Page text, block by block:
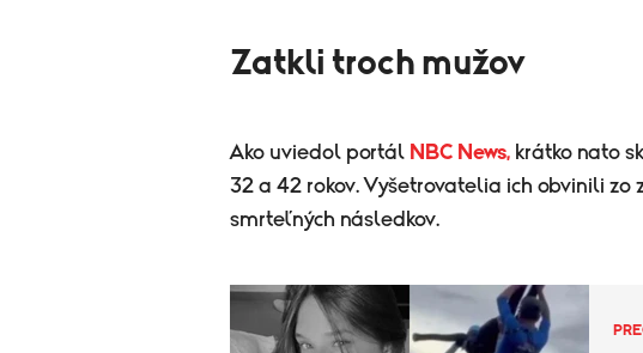
Zatkli troch mužov
Ako uviedol portál NBC News, krátko nato
32 a 42 rokov. Vyšetrovatelia ich obvinili zo
smrteľných následkov.